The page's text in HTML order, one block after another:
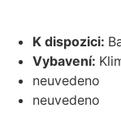
K dispozici:
Vybavení:
neuvedeno
neuvedeno